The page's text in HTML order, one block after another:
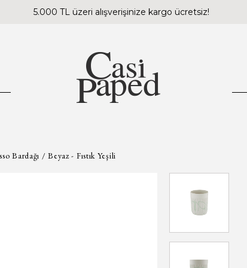
5.000 TL üzeri alışverişinize kargo ücretsiz!
Bardağı / Beyaz - Fıstık Yeşili